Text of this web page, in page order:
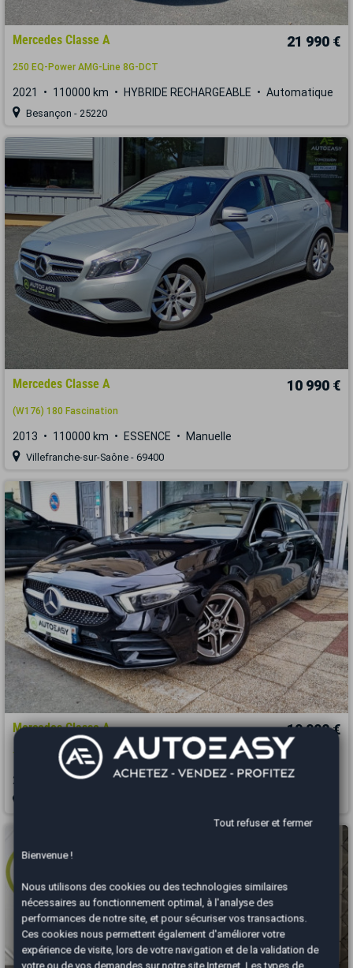
Mercedes Classe A 21 990 €
250 EQ-Power AMG-Line 8G-DCT
2021 110000 km HYBRIDE RECHARGEABLE Automatique
Besançon - 25220
Mercedes Classe A 10 990 €
(W176) 180 Fascination
2013 110000 km ESSENCE Manuelle
Villefranche-sur-Saône - 69400
Mercedes Classe A 19 990 €
180 d 7G-DCT / Suivi Mercedes / 1ere Main
2020 154900 km DIESEL Automatique
Tout refuser et fermer
Bienvenue !
Nous utilisons des cookies ou des technologies similaires
nécessaires au fonctionnement optimal, à l'analyse des
performances de notre site, et pour sécuriser vos transactions.
Ces cookies nous permettent également d'améliorer votre
expérience de visite, lors de votre navigation et de la validation de
votre ou de vos demandes sur notre site Internet. Les types de